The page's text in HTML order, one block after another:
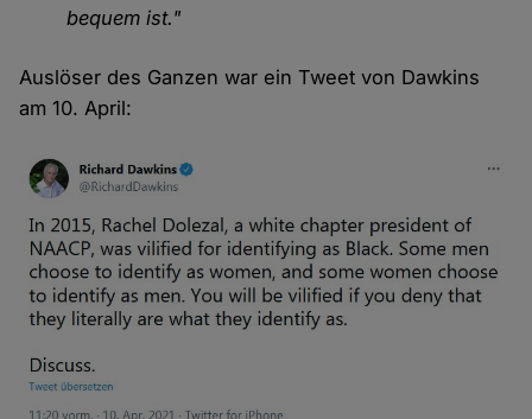
bequem ist."
Auslöser des Ganzen war ein Tweet von Dawkins
am 10. April: